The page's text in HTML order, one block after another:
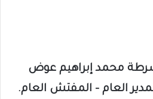
شرطة محمد إبراهيم عوض
العام – المفتش العام.